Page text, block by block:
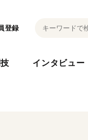
登録
インタビュー